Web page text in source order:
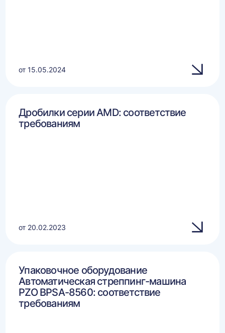
от 15.05.2024
Дробилки серии AMD: соответствие
требованиям
от 20.02.2023
Упаковочное оборудование
Автоматическая стреппинг-машина
PZO BPSA-8560: соответствие
требованиям